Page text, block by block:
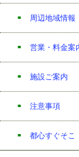
周辺地域情報
営業・料金案
施設ご案内
注意事項
都心すぐそこ